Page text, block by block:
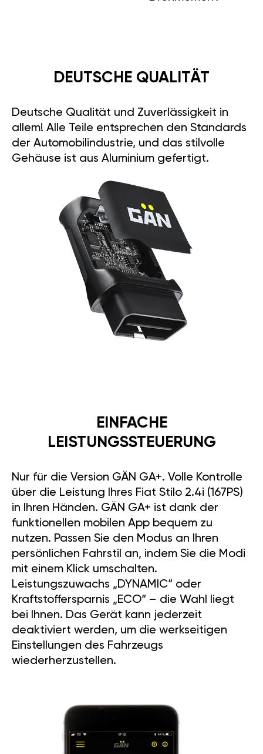
DEUTSCHE QUALITÄT
Deutsche Qualität und Zuverlässigkeit in
allem! Alle Teile entsprechen den Standards
der Automobilindustrie, und das stilvolle
Gehäuse ist aus Aluminium gefertigt.
EINFACHE
LEISTUNGSSTEUERUNG
Nur für die Version GÄN GA+. Volle Kontrolle
über die Leistung Ihres Fiat Stilo 2.4i (167PS)
in Ihren Händen. GÄN GA+ ist dank der
funktionellen mobilen App bequem zu
nutzen. Passen Sie den Modus an Ihren
persönlichen Fahrstil an, indem Sie die Modi
mit einem Klick umschalten.
Leistungszuwachs „DYNAMIC“ oder
Kraftstoffersparnis „ECO“ – die Wahl liegt
bei Ihnen. Das Gerät kann jederzeit
deaktiviert werden, um die werkseitigen
Einstellungen des Fahrzeugs
wiederherzustellen.